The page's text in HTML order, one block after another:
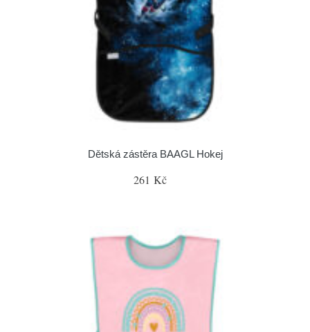
Dětská zástěra BAAGL Hokej
261 Kč